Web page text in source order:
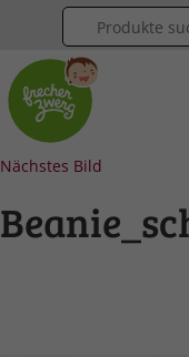
Nächstes Bild